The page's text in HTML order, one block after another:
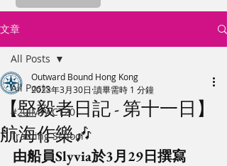
文章
All Posts
#20IMPACT20
Training School
All Posts
【堅毅者日記 - 第十一日】
航海作樂🎶
Outward Bound Hong Kong
2023年3月30日 讀畢需時 1 分鐘
由船員Slyvia於3月29日撰寫